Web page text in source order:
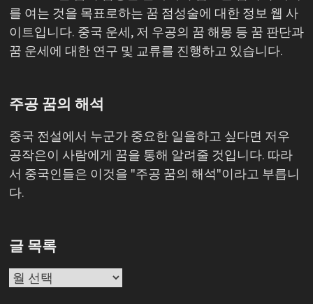
를 여는 것을 목표로하는 꿈 점성술에 대한 정보 웹 사
이트입니다. 중국 운세, 저 우공의 꿈 해몽 등 꿈 판단과
꿈 운세에 대한 연구 및 교류를 진행하고 있습니다.
주공 꿈의 해석
중국 전설에서 누군가 중요한 일을하고 싶다면 저우
공작은이 사람에게 꿈을 통해 알려줄 것입니다. 따라
서 중국인들은 이것을 "주공 꿈의 해석"이라고 부릅니
다.
글 목록
글